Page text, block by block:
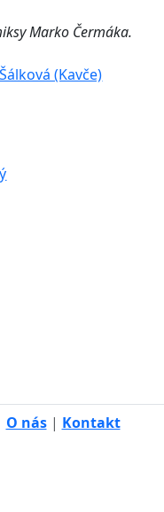
Marko Čermáka.
(Kavče)
O nás| Kontakt